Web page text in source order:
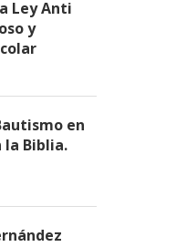
Ley Anti
y
en
la Biblia.